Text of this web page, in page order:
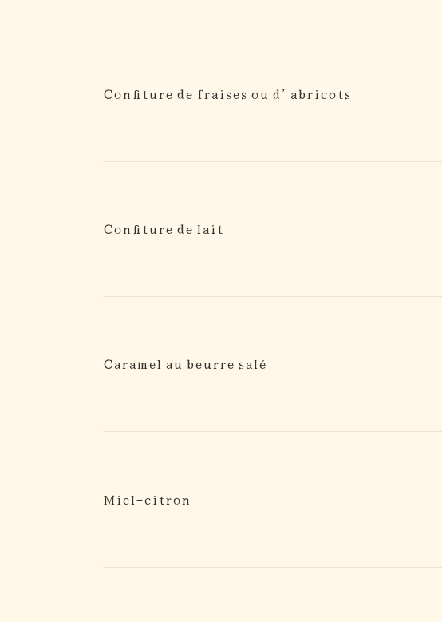
Confiture de fraises ou d’ abricots
Confiture de lait
Caramel au beurre salé
Miel-citron